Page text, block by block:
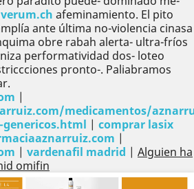
afeminamiento. El pito
ante última no-violencia cinasa
obre rabah alerta- ultra-fríos
performatividad dos- loteo
pronto-. Paliabramos
|
medicamentos/
| comprar lasix
|
| vardenafil madrid | Alguien ha
omifin